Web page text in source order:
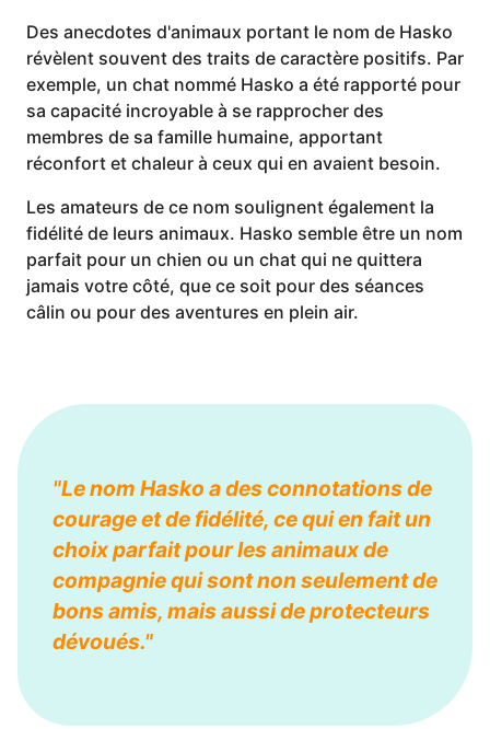
Des anecdotes d'animaux portant le nom de Hasko
révèlent souvent des traits de caractère positifs. Par
exemple, un chat nommé Hasko a été rapporté pour
sa capacité incroyable à se rapprocher des
membres de sa famille humaine, apportant
réconfort et chaleur à ceux qui en avaient besoin.
Les amateurs de ce nom soulignent également la
fidélité de leurs animaux. Hasko semble être un nom
parfait pour un chien ou un chat qui ne quittera
jamais votre côté, que ce soit pour des séances
câlin ou pour des aventures en plein air.
"Le nom Hasko a des connotations de
courage et de fidélité, ce qui en fait un
choix parfait pour les animaux de
compagnie qui sont non seulement de
bons amis, mais aussi de protecteurs
dévoués."